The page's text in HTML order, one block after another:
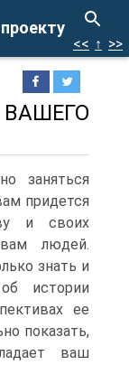
<< ↑ >>
заняться
придется
и своих
людей.
знать и
истории
ее
показать,
ваш